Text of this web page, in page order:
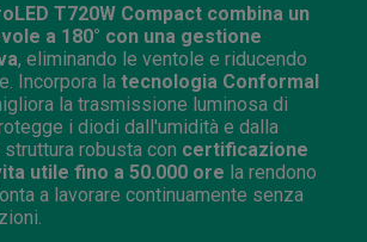
T720W Compact combina un
a 180° con una gestione
, eliminando le ventole e riducendo
Incorpora la tecnologia Conformal
la trasmissione luminosa di
i diodi dall'umidità e dalla
robusta con certificazione
utile fino a 50.000 ore la rendono
a lavorare continuamente senza